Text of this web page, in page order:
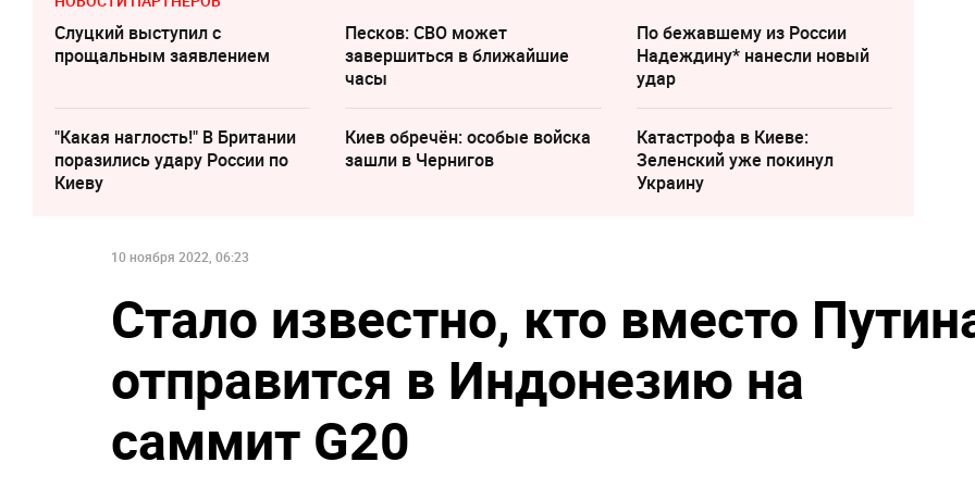
Слуцкий выступил с
прощальным заявлением
Песков: СВО может
завершиться в ближайшие
часы
По бежавшему из России
Надеждину* нанесли новый
удар
"Какая наглость!" В Британии
поразились удару России по
Киеву
Киев обречён: особые войска
зашли в Чернигов
Катастрофа в Киеве:
Зеленский уже покинул
Украину
10 ноября 2022, 06:23
Стало известно, кто вместо
отправится в Индонезию на
саммит G20